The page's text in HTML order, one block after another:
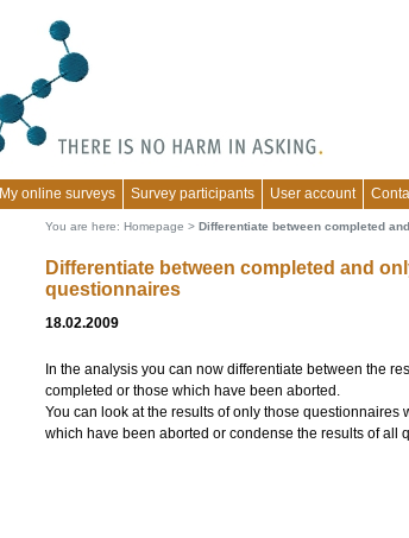
My online surveys Survey participants User account
You are here: Homepage > Differentiate between completed
Differentiate between completed and
questionnaires
18.02.2009
In the analysis you can now differentiate between the
completed or those which have been aborted.
You can look at the results of only those
which have been aborted or condense the results of all